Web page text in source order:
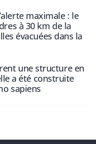
maximale : le
à 30 km de la
évacuées dans la
une structure en
a été construite
sapiens